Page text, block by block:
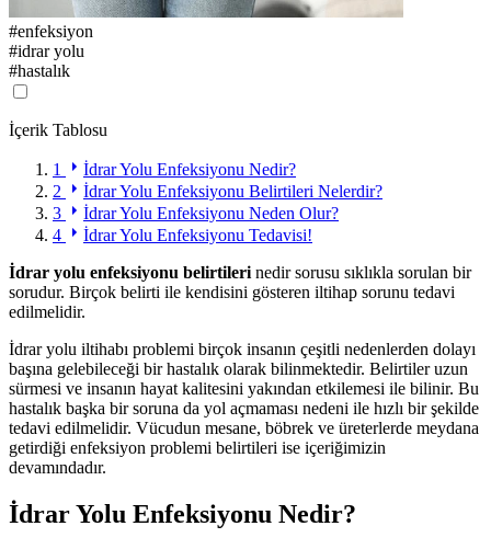
#enfeksiyon
#idrar yolu
#hastalık
İçerik Tablosu
1
İdrar Yolu Enfeksiyonu Nedir?
2
İdrar Yolu Enfeksiyonu Belirtileri Nelerdir?
3
İdrar Yolu Enfeksiyonu Neden Olur?
4
İdrar Yolu Enfeksiyonu Tedavisi!
İdrar yolu enfeksiyonu belirtileri nedir sorusu sıklıkla sorulan bir
sorudur. Birçok belirti ile kendisini gösteren iltihap sorunu tedavi
edilmelidir.
İdrar yolu iltihabı problemi birçok insanın çeşitli nedenlerden dolayı
başına gelebileceği bir hastalık olarak bilinmektedir. Belirtiler uzun
sürmesi ve insanın hayat kalitesini yakından etkilemesi ile bilinir. Bu
hastalık başka bir soruna da yol açmaması nedeni ile hızlı bir şekilde
tedavi edilmelidir. Vücudun mesane, böbrek ve üreterlerde meydana
getirdiği enfeksiyon problemi belirtileri ise içeriğimizin
devamındadır.
İdrar Yolu Enfeksiyonu Nedir?